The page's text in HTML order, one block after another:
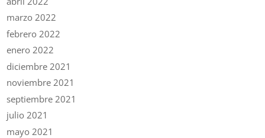
marzo 2022
febrero 2022
enero 2022
diciembre 2021
noviembre 2021
septiembre 2021
julio 2021
mayo 2021